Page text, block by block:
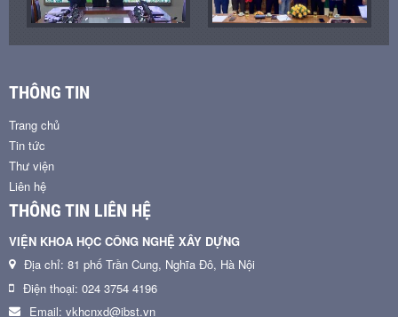
THÔNG TIN
Trang chủ
Tin tức
Thư viện
Liên hệ
THÔNG TIN LIÊN HỆ
VIỆN KHOA HỌC CÔNG NGHỆ XÂY DỰNG
Địa chỉ: 81 phố Trần Cung, Nghĩa Đô, Hà Nội
Điện thoại: 024 3754 4196
Email: vkhcnxd@ibst.vn